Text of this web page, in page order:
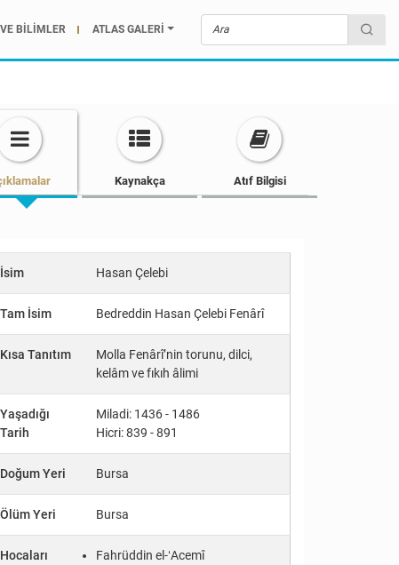
BİLİMLER ATLAS GALERİ
Kaynakça Atıf Bilgisi
İsim Hasan Çelebi
Tam İsim Bedreddin Hasan Çelebi Fenârî
Kısa Tanıtım
Molla Fenârî’nin torunu, dilci,
kelâm ve fıkıh âlimi
Yaşadığı
Tarih
Miladi: 1436 - 1486
Hicri: 839 - 891
Doğum Yeri Bursa
Ölüm Yeri Bursa
Hocaları
Fahrüddin el-ʻAcemî